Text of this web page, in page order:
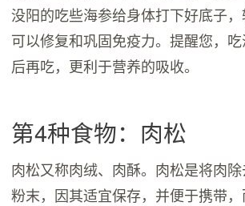
没阳的吃些海参给身体打下好底子
可以修复和巩固免疫力。提醒您，
后再吃，更利于营养的吸收。
第4种食物：肉松
肉松又称肉绒、肉酥。肉松是将肉
粉末，因其适宜保存，并便于携带